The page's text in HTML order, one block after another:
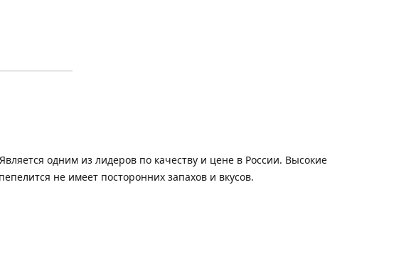
одним из лидеров по качеству и цене в России. Высокие
не имеет посторонних запахов и вкусов.